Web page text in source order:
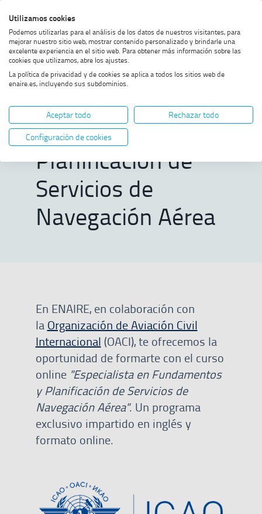
al
menú
al
contenido
al
footer
alto
contraste
Home MOSTRAR OPCIONES DEL CAMINO DE MIGAS
Especialista en Fundamentos y
Planificación de Servicios de
Navegación Aérea
Especialista en
Fundamentos y
Planificación de
Servicios de
Navegación Aérea
En ENAIRE, en colaboración con
la Organización de Aviación Civil
Internacional (OACI), te ofrecemos la
oportunidad de formarte con el curso
online "Especialista en Fundamentos
y Planificación de Servicios de
Navegación Aérea". Un programa
exclusivo impartido en inglés y
formato online.
Utilizamos cookies
Podemos utilizarlas para el análisis de los datos de nuestros visitantes, para
mejorar nuestro sitio web, mostrar contenido personalizado y brindarle una
excelente experiencia en el sitio web. Para obtener más información sobre las
cookies que utilizamos, abre los ajustes.
La política de privacidad y de cookies se aplica a todos los sitios web de
enaire.es, incluyendo sus subdominios.
Aceptar todo
Rechazar todo
Configuración de cookies